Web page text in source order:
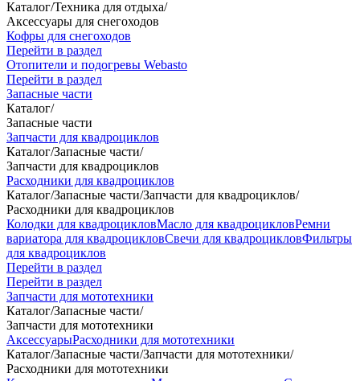
Каталог/Техника для отдыха/
Аксессуары для снегоходов
Кофры для снегоходов
Перейти в раздел
Отопители и подогревы Webasto
Перейти в раздел
Запасные части
Каталог/
Запасные части
Запчасти для квадроциклов
Каталог/Запасные части/
Запчасти для квадроциклов
Расходники для квадроциклов
Каталог/Запасные части/Запчасти для квадроциклов/
Расходники для квадроциклов
Колодки для квадроцикловМасло для квадроцикловРемни
вариатора для квадроцикловСвечи для квадроцикловФильтры
для квадроциклов
Перейти в раздел
Перейти в раздел
Запчасти для мототехники
Каталог/Запасные части/
Запчасти для мототехники
АксессуарыРасходники для мототехники
Каталог/Запасные части/Запчасти для мототехники/
Расходники для мототехники